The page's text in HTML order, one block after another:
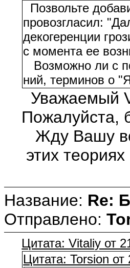
Позвольте
провозгласил:
декогеренции
с момента ее
Возможно ли с
ний, терминов о
Уважаемый
Пожалуйста,
Жду Вашу
этих
Название: Re:
Отправлено:
Цитата: Vitaliy от
Цитата: Torsion